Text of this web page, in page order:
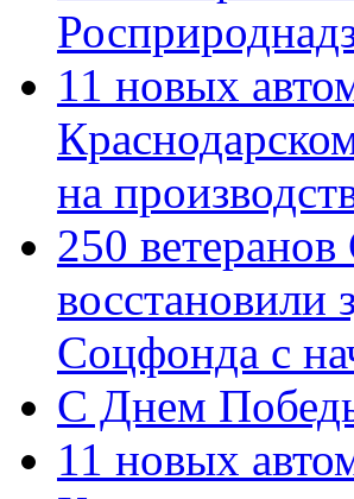
11 новых
на
250
восстановили
Соцфонда с
С Днем
11 новых